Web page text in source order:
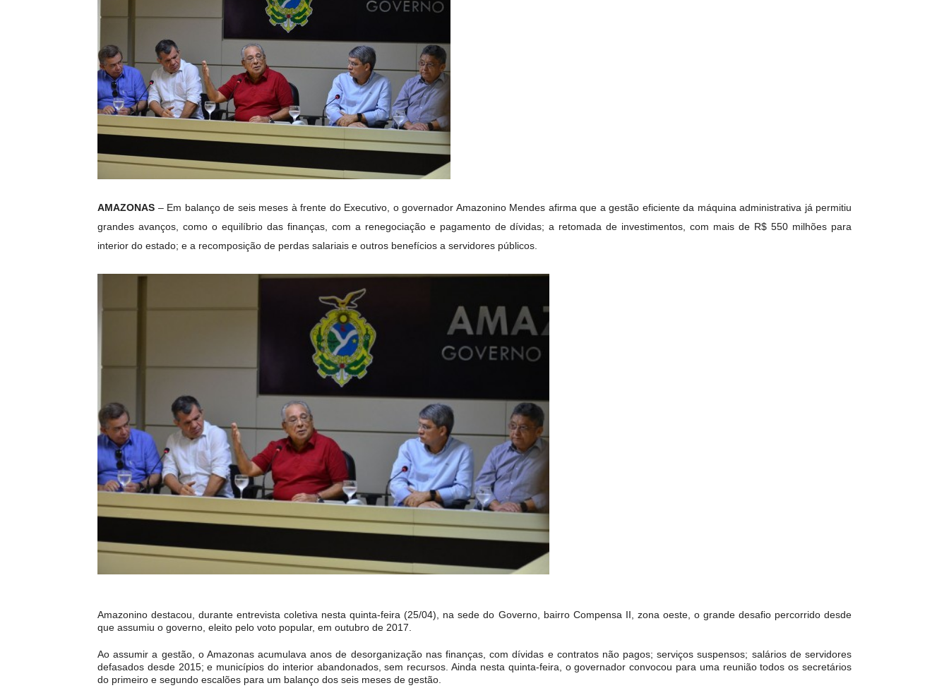
AMAZONAS – Em balanço de seis meses à frente do Executivo, o governador Amazonino Mendes afirma que a gestão eficiente da máquina administrativa já permitiu
grandes avanços, como o equilíbrio das finanças, com a renegociação e pagamento de dívidas; a retomada de investimentos, com mais de R$ 550 milhões para
interior do estado; e a recomposição de perdas salariais e outros benefícios a servidores públicos.
Amazonino destacou, durante entrevista coletiva nesta quinta-feira (25/04), na sede do Governo, bairro Compensa II, zona oeste, o grande desafio percorrido desde
que assumiu o governo, eleito pelo voto popular, em outubro de 2017.
Ao assumir a gestão, o Amazonas acumulava anos de desorganização nas finanças, com dívidas e contratos não pagos; serviços suspensos; salários de servidores
defasados desde 2015; e municípios do interior abandonados, sem recursos. Ainda nesta quinta-feira, o governador convocou para uma reunião todos os secretários
do primeiro e segundo escalões para um balanço dos seis meses de gestão.